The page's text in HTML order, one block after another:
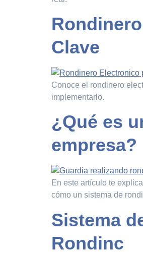
Clave
Conoce el rondinero
implementarlo.
¿Qué es
empresa?
En este artículo te
cómo un sistema de
Sistema
Rondinc